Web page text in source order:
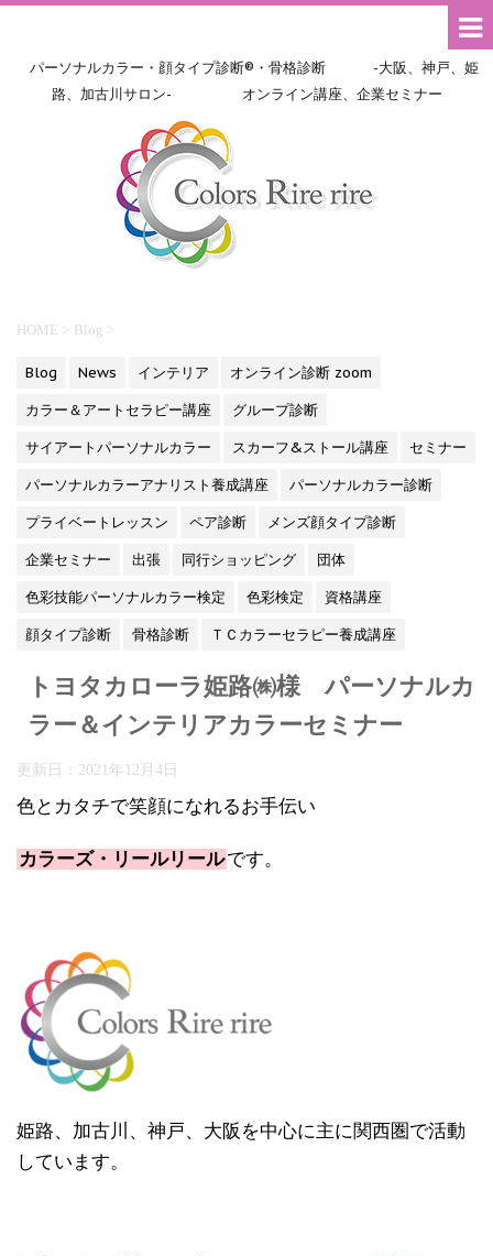
パーソナルカラー・顔タイプ診断®・骨格診断 -大阪、神戸、姫
路、加古川サロン- オンライン講座、企業セミナー
HOME > Blog >
Blog News インテリア
オンライン診断 zoom
カラー＆アートセラピー講座
グループ診断
サイアートパーソナルカラー
スカーフ&ストール講座
セミナー
パーソナルカラーアナリスト養成講座
パーソナルカラー診断
プライベートレッスン
ペア診断
メンズ顔タイプ診断
企業セミナー
出張 同行ショッピング
団体
色彩技能パーソナルカラー検定
色彩検定
資格講座
顔タイプ診断
骨格診断 ＴＣカラーセラピー養成講座
トヨタカローラ姫路㈱様 パーソナルカ
ラー＆インテリアカラーセミナー
更新日： 2021年12月4日
色とカタチで笑顔になれるお手伝い
カラーズ・リールリールです。
姫路、加古川、神戸、大阪を中心に主に関西圏で活動
しています。